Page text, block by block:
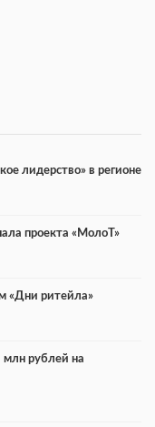
лидерство» в регионе
проекта «МолоТ»
«Дни ритейла»
рублей на